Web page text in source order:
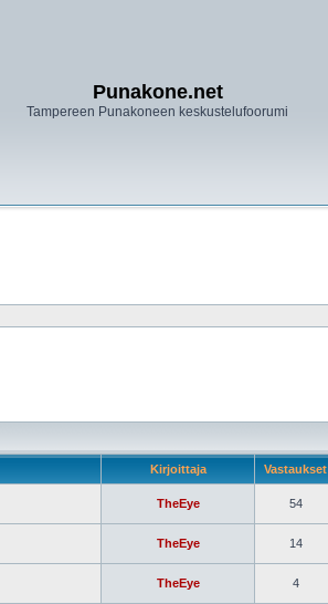
Punakone.net
Tampereen Punakoneen keskustelufoorumi
Kirjoittaja Vastaukset
TheEye 54
TheEye 14
TheEye 4